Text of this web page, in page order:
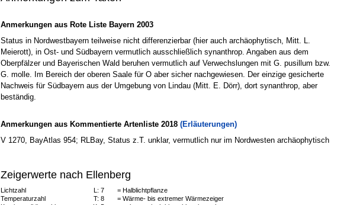
Anmerkungen aus Rote Liste Bayern 2003
Status in Nordwestbayern teilweise nicht differenzierbar (hier auch archäophytisch, Mitt. L.
Meierott), in Ost- und Südbayern vermutlich ausschließlich synanthrop. Angaben aus dem
Oberpfälzer und Bayerischen Wald beruhen vermutlich auf Verwechslungen mit G. pusillum bzw.
G. molle. Im Bereich der oberen Saale für O aber sicher nachgewiesen. Der einzige gesicherte
Nachweis für Südbayern aus der Umgebung von Lindau (Mitt. E. Dörr), dort synanthrop, aber
beständig.
Anmerkungen aus Kommentierte Artenliste 2018 (Erläuterungen)
V 1270, BayAtlas 954; RLBay, Status z.T. unklar, vermutlich nur im Nordwesten archäophytisch
Zeigerwerte nach Ellenberg
Lichtzahl L: 7
= Halblichtpflanze
Temperaturzahl
T: 8
= Wärme- bis extremer Wärmezeiger